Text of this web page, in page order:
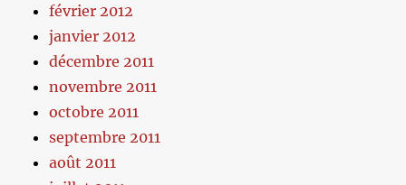
février 2012
janvier 2012
décembre 2011
novembre 2011
octobre 2011
septembre 2011
août 2011